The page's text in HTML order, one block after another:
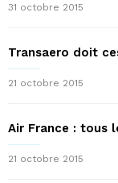
31 octobre 2015
Transaero doit
21 octobre 2015
Air France : tous
21 octobre 2015